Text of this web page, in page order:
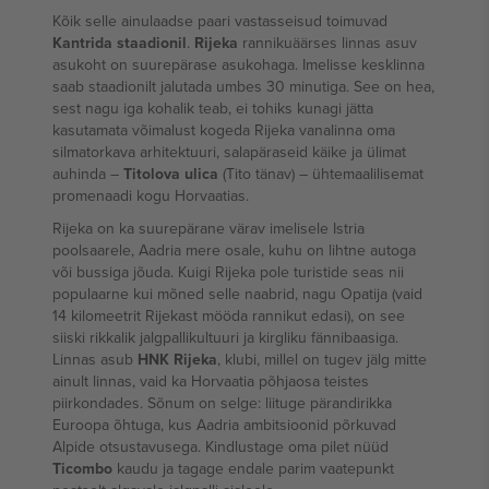
Kõik selle ainulaadse paari vastasseisud toimuvad
Kantrida staadionil. Rijeka rannikuäärses linnas asuv
asukoht on suurepärase asukohaga. Imelisse kesklinna
saab staadionilt jalutada umbes 30 minutiga. See on hea,
sest nagu iga kohalik teab, ei tohiks kunagi jätta
kasutamata võimalust kogeda Rijeka vanalinna oma
silmatorkava arhitektuuri, salapäraseid käike ja ülimat
auhinda – Titolova ulica (Tito tänav) – ühtemaalilisemat
promenaadi kogu Horvaatias.
Rijeka on ka suurepärane värav imelisele Istria
poolsaarele, Aadria mere osale, kuhu on lihtne autoga
või bussiga jõuda. Kuigi Rijeka pole turistide seas nii
populaarne kui mõned selle naabrid, nagu Opatija (vaid
14 kilomeetrit Rijekast mööda rannikut edasi), on see
siiski rikkalik jalgpallikultuuri ja kirgliku fännibaasiga.
Linnas asub HNK Rijeka, klubi, millel on tugev jälg mitte
ainult linnas, vaid ka Horvaatia põhjaosa teistes
piirkondades. Sõnum on selge: liituge pärandirikka
Euroopa õhtuga, kus Aadria ambitsioonid põrkuvad
Alpide otsustavusega. Kindlustage oma pilet nüüd
Ticombo kaudu ja tagage endale parim vaatepunkt